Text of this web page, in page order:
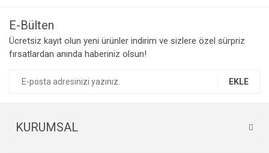
E-Bülten
Ücretsiz kayıt olun yeni ürünler indirim ve sizlere özel sürpriz
fırsatlardan anında haberiniz olsun!
EKLE
KURUMSAL